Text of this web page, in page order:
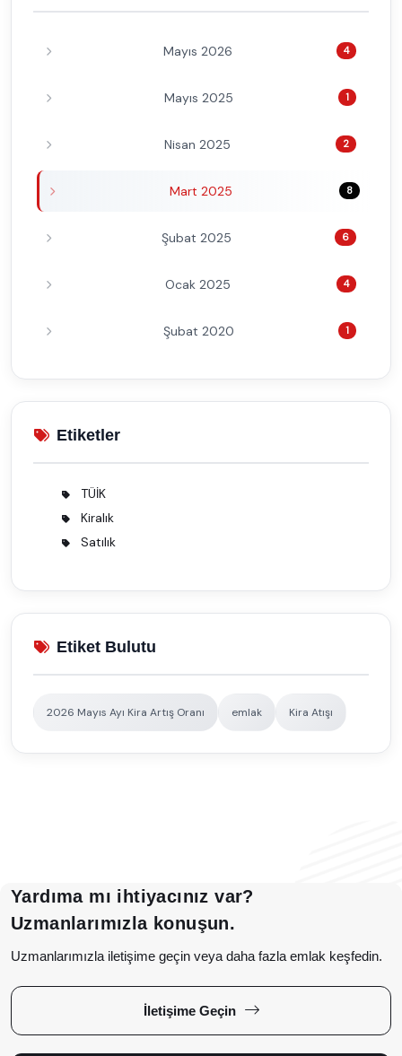
Mayıs 2026 4
Mayıs 2025 1
Nisan 2025 2
Mart 2025 8
Şubat 2025 6
Ocak 2025 4
Şubat 2020 1
Etiketler
TÜİK
Kiralık
Satılık
Etiket Bulutu
2026 Mayıs Ayı Kira Artış Oranı emlak Kira Atışı
Yardıma mı ihtiyacınız var?
Uzmanlarımızla konuşun.
Uzmanlarımızla iletişime geçin veya daha fazla emlak keşfedin.
İletişime Geçin